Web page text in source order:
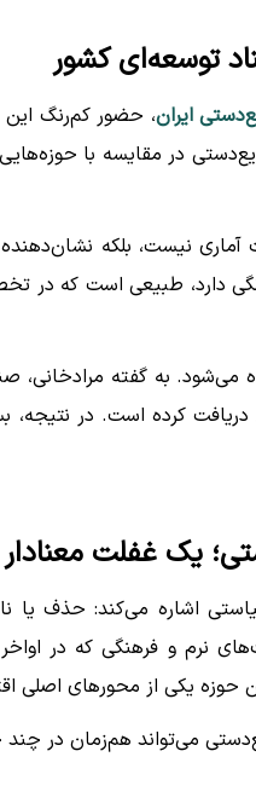
توسعه‌ای کشور
ایران، حضور کم‌رنگ این
در مقایسه با
آماری نیست، بلکه
دارد، طبیعی است که در
می‌شود. به گفته مرادخانی،
کرده است. در نتیجه،
یک غفلت معنادار
اشاره می‌کند: حذف یا
نرم و فرهنگی که در
حوزه یکی از محورهای
می‌تواند هم‌زمان در چند